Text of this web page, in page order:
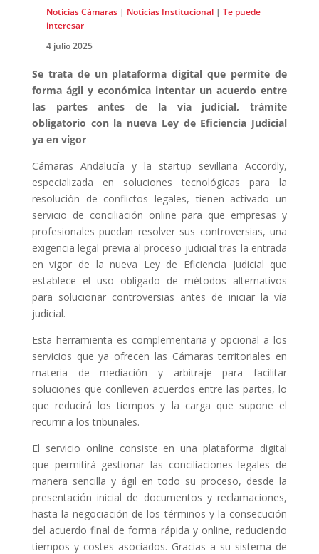
Noticias Cámaras| Noticias Institucional| Te puede
interesar
4 julio 2025
Se trata de un plataforma digital que permite de
forma ágil y económica intentar un acuerdo entre
las partes antes de la vía judicial, trámite
obligatorio con la nueva Ley de Eficiencia Judicial
ya en vigor
Cámaras Andalucía y la startup sevillana Accordly,
especializada en soluciones tecnológicas para la
resolución de conflictos legales, tienen activado un
servicio de conciliación online para que empresas y
profesionales puedan resolver sus controversias, una
exigencia legal previa al proceso judicial tras la entrada
en vigor de la nueva Ley de Eficiencia Judicial que
establece el uso obligado de métodos alternativos
para solucionar controversias antes de iniciar la vía
judicial.
Esta herramienta es complementaria y opcional a los
servicios que ya ofrecen las Cámaras territoriales en
materia de mediación y arbitraje para facilitar
soluciones que conlleven acuerdos entre las partes, lo
que reducirá los tiempos y la carga que supone el
recurrir a los tribunales.
El servicio online consiste en una plataforma digital
que permitirá gestionar las conciliaciones legales de
manera sencilla y ágil en todo su proceso, desde la
presentación inicial de documentos y reclamaciones,
hasta la negociación de los términos y la consecución
del acuerdo final de forma rápida y online, reduciendo
tiempos y costes asociados. Gracias a su sistema de